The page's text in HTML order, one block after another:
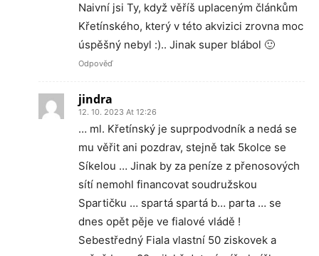
Naivní jsi Ty, když věříš uplaceným článkům
Křetínského, který v této akvizici zrovna moc
úspěšný nebyl :).. Jinak super blábol 🙂
Odpověď
jindra
12. 10. 2023 At 12:26
… ml. Křetínský je suprpodvodník a nedá se
mu věřit ani pozdrav, stejně tak 5kolce se
Síkelou … Jinak by za peníze z přenosových
sítí nemohl financovat soudružskou
Spartičku … spartá spartá b… parta … se
dnes opět pěje ve fialové vládě !
Sebestředný Fiala vlastní 50 ziskovek a